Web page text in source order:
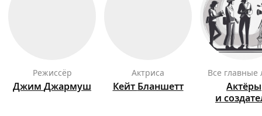
режиссёр
Джим Джармуш
актриса
Кейт Бланшетт
Все
Актёры
и